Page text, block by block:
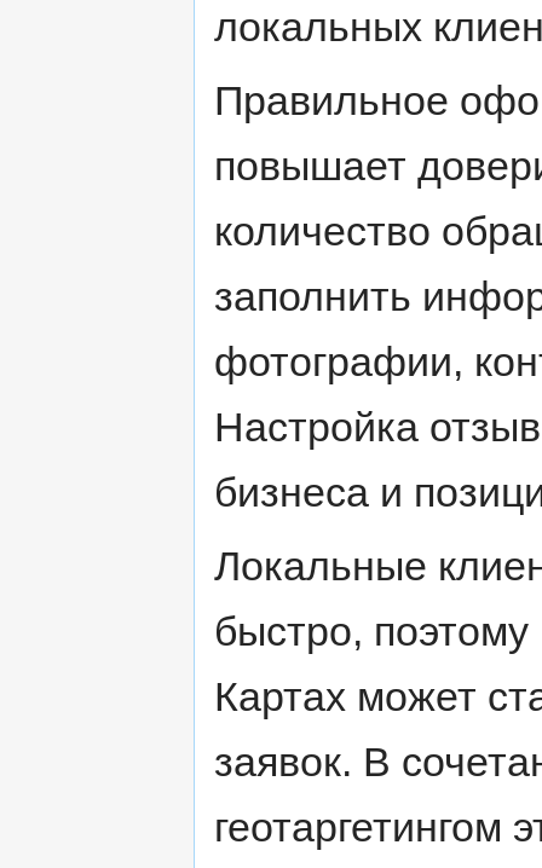
локальных
Правильное
повышает
количество
заполнить
фотографии,
Настройка
бизнеса и
Локальные
быстро,
Картах может
заявок. В
геотаргетингом